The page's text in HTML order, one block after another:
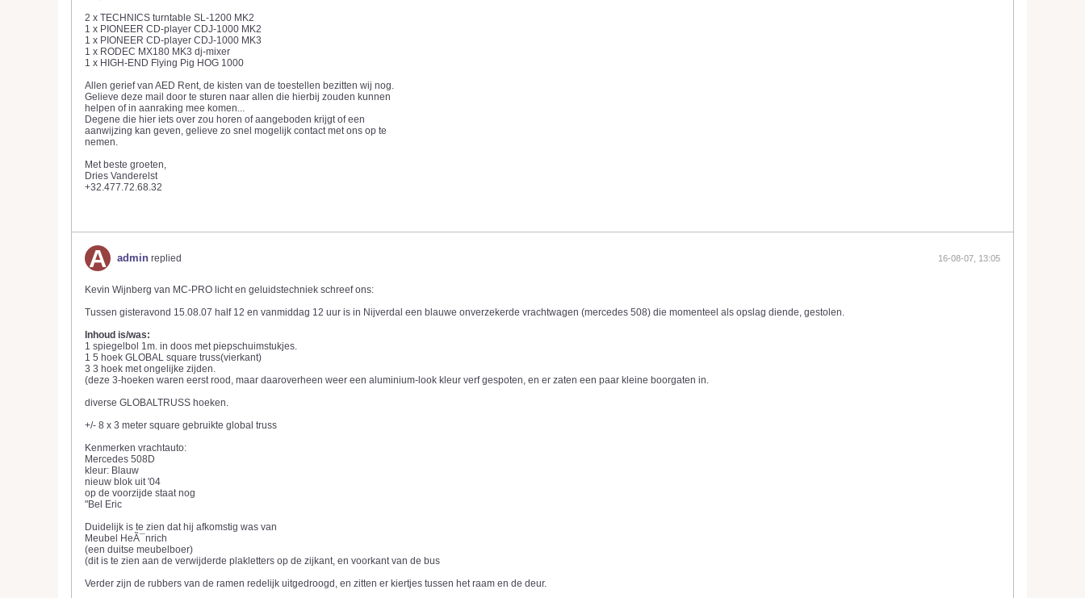
2 x TECHNICS turntable SL-1200 MK2
1 x PIONEER CD-player CDJ-1000 MK2
1 x PIONEER CD-player CDJ-1000 MK3
1 x RODEC MX180 MK3 dj-mixer
1 x HIGH-END Flying Pig HOG 1000
Allen gerief van AED Rent, de kisten van de toestellen bezitten wij nog.
Gelieve deze mail door te sturen naar allen die hierbij zouden kunnen
helpen of in aanraking mee komen...
Degene die hier iets over zou horen of aangeboden krijgt of een
aanwijzing kan geven, gelieve zo snel mogelijk contact met ons op te
nemen.
Met beste groeten,
Dries Vanderelst
+32.477.72.68.32
admin replied 16-08-07, 13:05
Kevin Wijnberg van MC-PRO licht en geluidstechniek schreef ons:
Tussen gisteravond 15.08.07 half 12 en vanmiddag 12 uur is in Nijverdal een blauwe onverzekerde vrachtwagen (mercedes 508) die momenteel als opslag diende, gestolen.
Inhoud is/was:
1 spiegelbol 1m. in doos met piepschuimstukjes.
1 5 hoek GLOBAL square truss(vierkant)
3 3 hoek met ongelijke zijden.
(deze 3-hoeken waren eerst rood, maar daaroverheen weer een aluminium-look kleur verf gespoten, en er zaten een paar kleine boorgaten in.
diverse GLOBALTRUSS hoeken.
+/- 8 x 3 meter square gebruikte global truss
Kenmerken vrachtauto:
Mercedes 508D
kleur: Blauw
nieuw blok uit '04
op de voorzijde staat nog
"Bel Eric
Duidelijk is te zien dat hij afkomstig was van
Meubel HeÃ¯nrich
(een duitse meubelboer)
(dit is te zien aan de verwijderde plakletters op de zijkant, en voorkant van de bus
Verder zijn de rubbers van de ramen redelijk uitgedroogd, en zitten er kiertjes tussen het raam en de deur.